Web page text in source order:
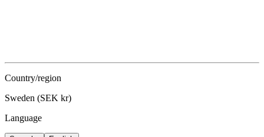
Country/region
Sweden (SEK kr)
Language